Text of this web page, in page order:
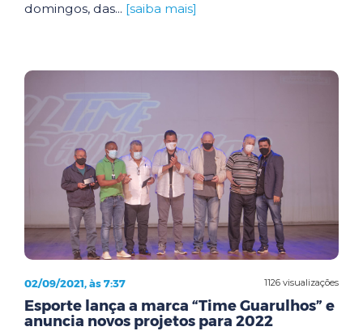
domingos, das... [saiba mais]
1126 visualizações
02/09/2021, às 7:37
Esporte lança a marca “Time Guarulhos” e
anuncia novos projetos para 2022